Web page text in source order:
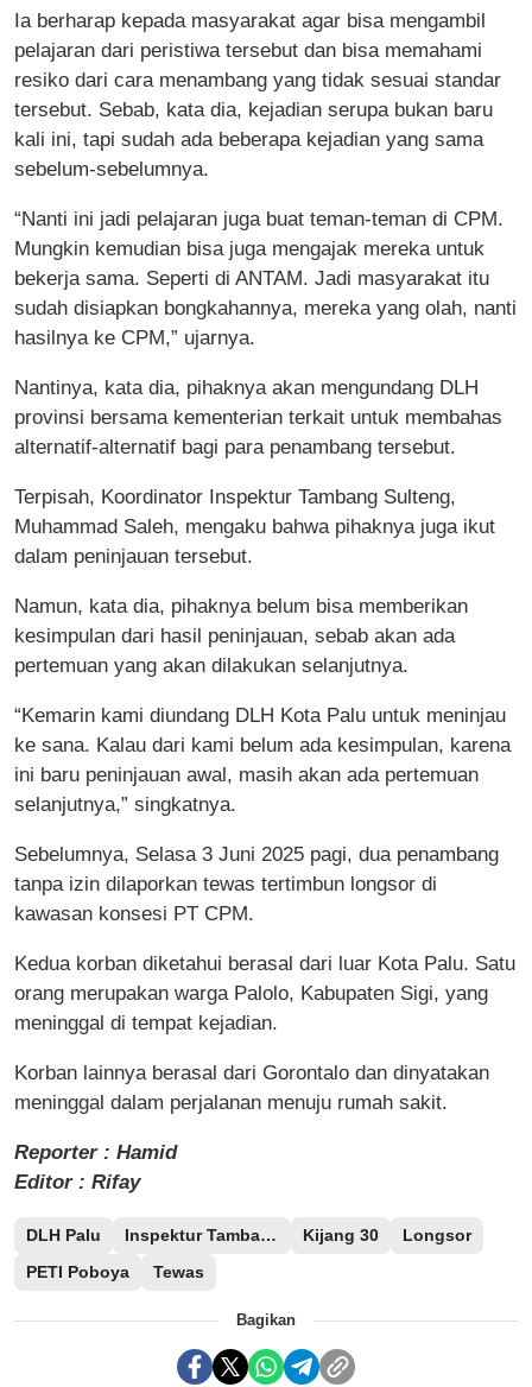
Ia berharap kepada masyarakat agar bisa mengambil
pelajaran dari peristiwa tersebut dan bisa memahami
resiko dari cara menambang yang tidak sesuai standar
tersebut. Sebab, kata dia, kejadian serupa bukan baru
kali ini, tapi sudah ada beberapa kejadian yang sama
sebelum-sebelumnya.
“Nanti ini jadi pelajaran juga buat teman-teman di CPM.
Mungkin kemudian bisa juga mengajak mereka untuk
bekerja sama. Seperti di ANTAM. Jadi masyarakat itu
sudah disiapkan bongkahannya, mereka yang olah, nanti
hasilnya ke CPM,” ujarnya.
Nantinya, kata dia, pihaknya akan mengundang DLH
provinsi bersama kementerian terkait untuk membahas
alternatif-alternatif bagi para penambang tersebut.
Terpisah, Koordinator Inspektur Tambang Sulteng,
Muhammad Saleh, mengaku bahwa pihaknya juga ikut
dalam peninjauan tersebut.
Namun, kata dia, pihaknya belum bisa memberikan
kesimpulan dari hasil peninjauan, sebab akan ada
pertemuan yang akan dilakukan selanjutnya.
“Kemarin kami diundang DLH Kota Palu untuk meninjau
ke sana. Kalau dari kami belum ada kesimpulan, karena
ini baru peninjauan awal, masih akan ada pertemuan
selanjutnya,” singkatnya.
Sebelumnya, Selasa 3 Juni 2025 pagi, dua penambang
tanpa izin dilaporkan tewas tertimbun longsor di
kawasan konsesi PT CPM.
Kedua korban diketahui berasal dari luar Kota Palu. Satu
orang merupakan warga Palolo, Kabupaten Sigi, yang
meninggal di tempat kejadian.
Korban lainnya berasal dari Gorontalo dan dinyatakan
meninggal dalam perjalanan menuju rumah sakit.
Reporter : Hamid
Editor : Rifay
DLH Palu Inspektur Tambang Kijang 30
Longsor
PETI Poboya
Tewas
Bagikan